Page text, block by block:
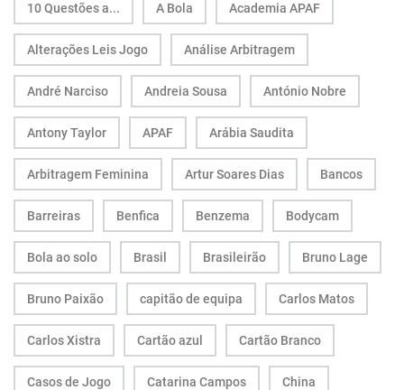
10 Questões a... A Bola Academia APAF
Alterações Leis Jogo Análise Arbitragem
André Narciso Andreia Sousa António Nobre
Antony Taylor APAF Arábia Saudita
Arbitragem Feminina Artur Soares Dias Bancos
Barreiras Benfica Benzema Bodycam
Bola ao solo Brasil Brasileirão Bruno Lage
Bruno Paixão capitão de equipa Carlos Matos
Carlos Xistra Cartão azul Cartão Branco
Casos de Jogo Catarina Campos China